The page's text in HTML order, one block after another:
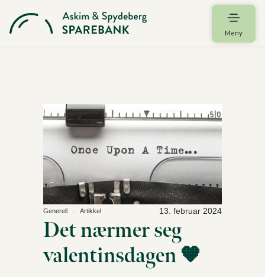
Meny
Generell Artikkel
Det nærmer seg
valentinsdagen 🧡
13. februar 2024